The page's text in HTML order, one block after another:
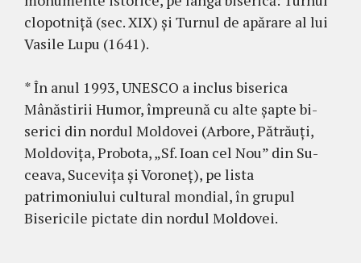
clopotniță (sec. XIX) și Turnul de apă­rare al lui
Vasile Lupu (1641).
* În anul 1993, UNESCO a inclus biserica
Mânăstirii Hu­mor, împreună cu alte șapte bi­
serici din nordul Moldovei (Ar­bore, Pătrăuți,
Moldovița, Pro­bota, „Sf. Ioan cel Nou” din Su­
ceava, Sucevița și Voroneț), pe lista
patrimoniului cultural mondial, în grupul
Bisericile pictate din nordul Moldovei.